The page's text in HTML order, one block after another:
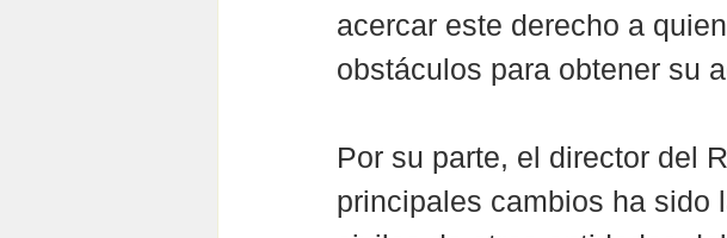
acercar este derecho a
obstáculos para obtener su
Por su parte, el director del
principales cambios ha sido